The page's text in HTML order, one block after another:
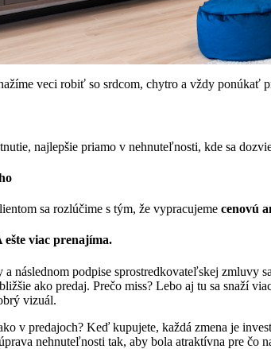
veci robiť so srdcom, chytro a vždy ponúkať
najlepšie priamo v nehnuteľnosti, kde sa
sa rozlúčime s tým, že vypracujeme cenovú
ešte viac prenajíma.
a následnom podpise sprostredkovateľskej zmluvy
ako predaj. Prečo miss? Lebo aj tu sa snaží
vizuál.
v predajoch? Keď kupujete, každá zmena je
nehnuteľnosti tak, aby bola atraktívna pre čo